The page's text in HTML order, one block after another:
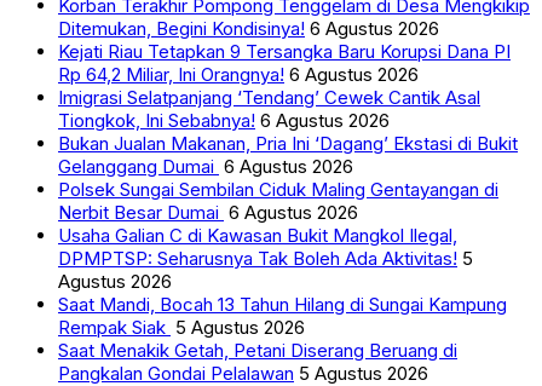
Korban Terakhir Pompong Tenggelam di Desa Mengkikip
Ditemukan, Begini Kondisinya! 6 Agustus 2026
Kejati Riau Tetapkan 9 Tersangka Baru Korupsi Dana PI
Rp 64,2 Miliar, Ini Orangnya! 6 Agustus 2026
Imigrasi Selatpanjang ‘Tendang’ Cewek Cantik Asal
Tiongkok, Ini Sebabnya! 6 Agustus 2026
Bukan Jualan Makanan, Pria Ini ‘Dagang’ Ekstasi di Bukit
Gelanggang Dumai 6 Agustus 2026
Polsek Sungai Sembilan Ciduk Maling Gentayangan di
Nerbit Besar Dumai 6 Agustus 2026
Usaha Galian C di Kawasan Bukit Mangkol Ilegal,
DPMPTSP: Seharusnya Tak Boleh Ada Aktivitas! 5
Agustus 2026
Saat Mandi, Bocah 13 Tahun Hilang di Sungai Kampung
Rempak Siak 5 Agustus 2026
Saat Menakik Getah, Petani Diserang Beruang di
Pangkalan Gondai Pelalawan 5 Agustus 2026